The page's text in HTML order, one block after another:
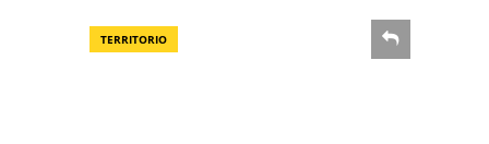
TERRITORIO